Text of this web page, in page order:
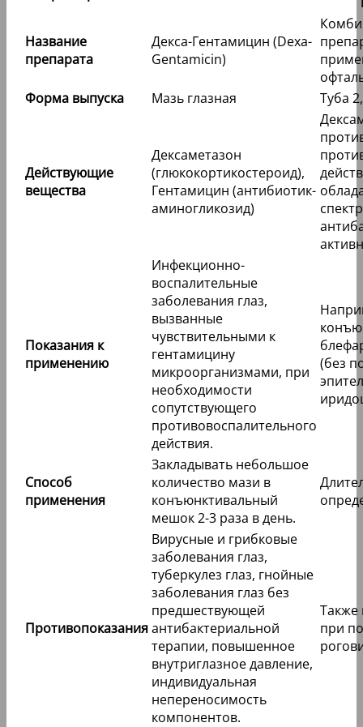
Название
препарата
Декса-Гентамицин (Dexa-
Gentamicin)
Форма выпуска
Мазь глазная Туба
Действующие
вещества
Дексаметазон
(глюкокортикостероид),
Гентамицин (антибиотик-
аминогликозид)
Показания к
применению
Инфекционно-
воспалительные
заболевания глаз,
вызванные
чувствительными к
гентамицину
микроорганизмами, при
необходимости
сопутствующего
противовоспалительного
действия.
(без
Способ
применения
Закладывать небольшое
количество мази в
конъюнктивальный
мешок 2-3 раза в день.
Противопоказания
Вирусные и грибковые
заболевания глаз,
туберкулез глаз, гнойные
заболевания глаз без
предшествующей
антибактериальной
терапии, повышенное
внутриглазное давление,
индивидуальная
непереносимость
компонентов.
Также
при